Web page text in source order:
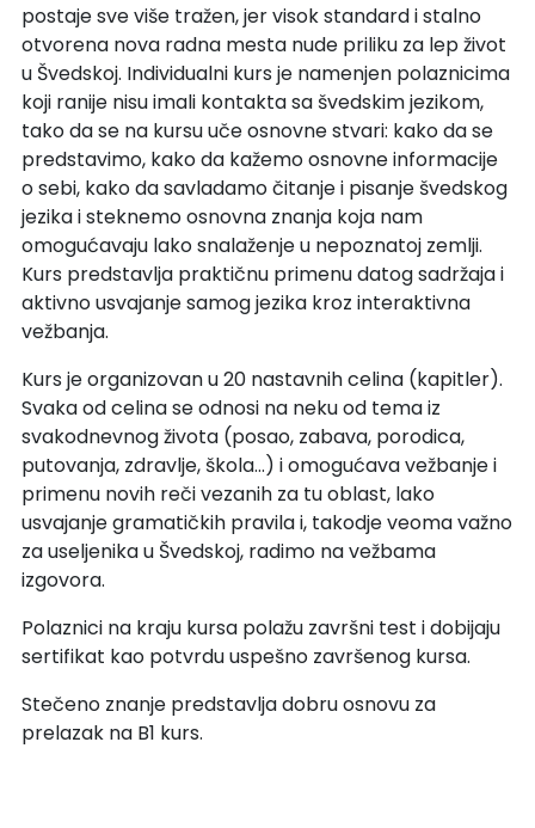
postaje sve više tražen, jer visok standard i stalno
otvorena nova radna mesta nude priliku za lep život
u Švedskoj. Individualni kurs je namenjen polaznicima
koji ranije nisu imali kontakta sa švedskim jezikom,
tako da se na kursu uče osnovne stvari: kako da se
predstavimo, kako da kažemo osnovne informacije
o sebi, kako da savladamo čitanje i pisanje švedskog
jezika i steknemo osnovna znanja koja nam
omogućavaju lako snalaženje u nepoznatoj zemlji.
Kurs predstavlja praktičnu primenu datog sadržaja i
aktivno usvajanje samog jezika kroz interaktivna
vežbanja.
Kurs je organizovan u 20 nastavnih celina (kapitler).
Svaka od celina se odnosi na neku od tema iz
svakodnevnog života (posao, zabava, porodica,
putovanja, zdravlje, škola…) i omogućava vežbanje i
primenu novih reči vezanih za tu oblast, lako
usvajanje gramatičkih pravila i, takodje veoma važno
za useljenika u Švedskoj, radimo na vežbama
izgovora.
Polaznici na kraju kursa polažu završni test i dobijaju
sertifikat kao potvrdu uspešno završenog kursa.
Stečeno znanje predstavlja dobru osnovu za
prelazak na B1 kurs.